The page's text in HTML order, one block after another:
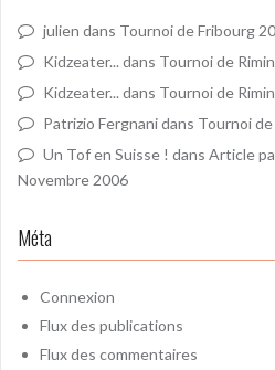
julien dans Tournoi de Fribourg
Kidzeater... dans Tournoi de
Kidzeater... dans Tournoi de
Patrizio Fergnanidans Tournoi
Un Tof en Suisse ! dans Article
Novembre 2006
Méta
Connexion
Flux des publications
Flux des commentaires